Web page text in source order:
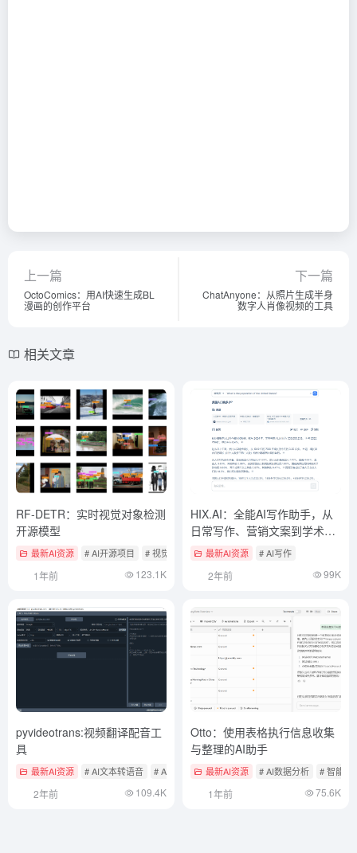
上一篇
OctoComics：用AI快速生成BL
漫画的创作平台
下一篇
ChatAnyone：从照片生成半身
数字人肖像视频的工具
相关文章
RF-DETR：实时视觉对象检测
开源模型
最新AI资源 # AI开源项目 # 视觉目标检测
1年前 123.1K
HIX.AI：全能AI写作助手，从
日常写作、营销文案到学术论
文 最新AI资源 # AI写作
2年前 99K
pyvideotrans:视频翻译配音工
具
最新AI资源 # AI文本转语音 # AI语音转文本 # AI音视频编辑
2年前 109.4K
Otto：使用表格执行信息收集
与整理的AI助手
最新AI资源 # AI数据分析 # 智能体
1年前 75.6K